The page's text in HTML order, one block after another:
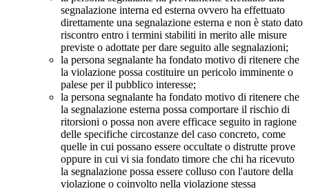
segnalazione interna ed esterna ovvero ha effettuato
direttamente una segnalazione esterna e non è stato dato
riscontro entro i termini stabiliti in merito alle misure
previste o adottate per dare seguito alle segnalazioni;
la persona segnalante ha fondato motivo di ritenere che
la violazione possa costituire un pericolo imminente o
palese per il pubblico interesse;
la persona segnalante ha fondato motivo di ritenere che
la segnalazione esterna possa comportare il rischio di
ritorsioni o possa non avere efficace seguito in ragione
delle specifiche circostanze del caso concreto, come
quelle in cui possano essere occultate o distrutte prove
oppure in cui vi sia fondato timore che chi ha ricevuto
la segnalazione possa essere colluso con l'autore della
violazione o coinvolto nella violazione stessa